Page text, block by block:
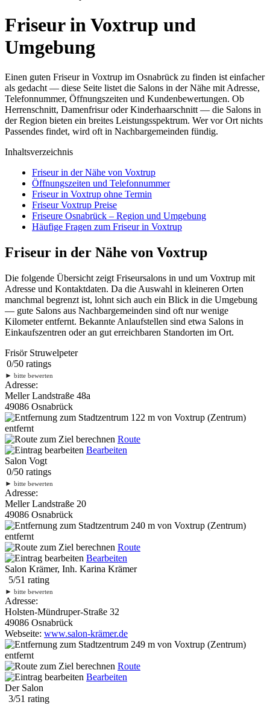
Friseur in Voxtrup und
Umgebung
Einen guten Friseur in Voxtrup im Osnabrück zu finden ist einfacher
als gedacht — diese Seite listet die Salons in der Nähe mit Adresse,
Telefonnummer, Öffnungszeiten und Kundenbewertungen. Ob
Herrenschnitt, Damenfrisur oder Kinderhaarschnitt — die Salons in
der Region bieten ein breites Leistungsspektrum. Wer vor Ort nichts
Passendes findet, wird oft in Nachbargemeinden fündig.
Inhaltsverzeichnis
Friseur in der Nähe von Voxtrup
Öffnungszeiten und Telefonnummer
Friseur in Voxtrup ohne Termin
Friseur Voxtrup Preise
Friseure Osnabrück – Region und Umgebung
Häufige Fragen zum Friseur in Voxtrup
Friseur in der Nähe von Voxtrup
Die folgende Übersicht zeigt Friseursalons in und um Voxtrup mit
Adresse und Kontaktdaten. Da die Auswahl in kleineren Orten
manchmal begrenzt ist, lohnt sich auch ein Blick in die Umgebung
— gute Salons aus Nachbargemeinden sind oft nur wenige
Kilometer entfernt. Bekannte Anlaufstellen sind etwa Salons in
Einkaufszentren oder an gut erreichbaren Standorten im Ort.
Frisör Struwelpeter
0/50 ratings
► bitte bewerten
Adresse:
Meller Landstraße 48a
49086 Osnabrück
122 m von Voxtrup (Zentrum)
entfernt
Route
Bearbeiten
Salon Vogt
0/50 ratings
► bitte bewerten
Adresse:
Meller Landstraße 20
49086 Osnabrück
240 m von Voxtrup (Zentrum)
entfernt
Route
Bearbeiten
Salon Krämer, Inh. Karina Krämer
5/51 rating
► bitte bewerten
Adresse:
Holsten-Mündruper-Straße 32
49086 Osnabrück
Webseite: www.salon-krämer.de
249 m von Voxtrup (Zentrum)
entfernt
Route
Bearbeiten
Der Salon
3/51 rating